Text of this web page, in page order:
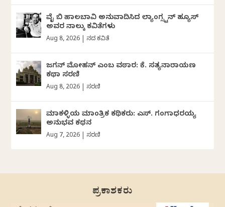
ವೈ ಬಿ ಹಾಲಬಾವಿ ಅನುವಾದಿಸಿದ ಲ್ಯಾಂಗ್ಸ್ಟನ್ ಹ್ಯೂಸ್
ಅವರ ನಾಲ್ಕು ಕವಿತೆಗಳು
Aug 8, 2026 ದಿನದ ಕವಿತೆ
ಜಗನ್‌ ಮೋಹನ್‌ ಎಂಬ ವಠಾರ: ಕೆ. ಸತ್ಯನಾರಾಯಣ
ಕಥಾ ಸರಣಿ
Aug 8, 2026 ಸರಣಿ
ಮಾಕಳ್ಳಿಯ ಮಾಂತ್ರಿಕ ಕಥಿಕರು: ಎಸ್. ಗಂಗಾಧರಯ್ಯ
ಅನುಭವ ಕಥನ
Aug 7, 2026 ಸರಣಿ
ಪ್ರಕಾಶಕರು